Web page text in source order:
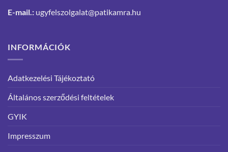
E-mail.: ugyfelszolgalat@patikamra.hu
INFORMÁCIÓK
Adatkezelési Tájékoztató
Általános szerződési feltételek
GYIK
Impresszum